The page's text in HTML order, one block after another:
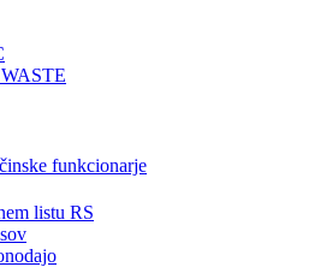
funkcionarje
listu RS